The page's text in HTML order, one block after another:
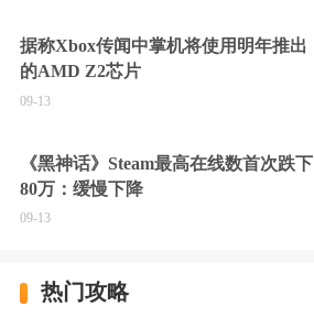
据称Xbox传闻中掌机将使用明年推出
的AMD Z2芯片
09-13
《黑神话》Steam最高在线数首次跌下
80万：缓慢下降
09-13
热门攻略